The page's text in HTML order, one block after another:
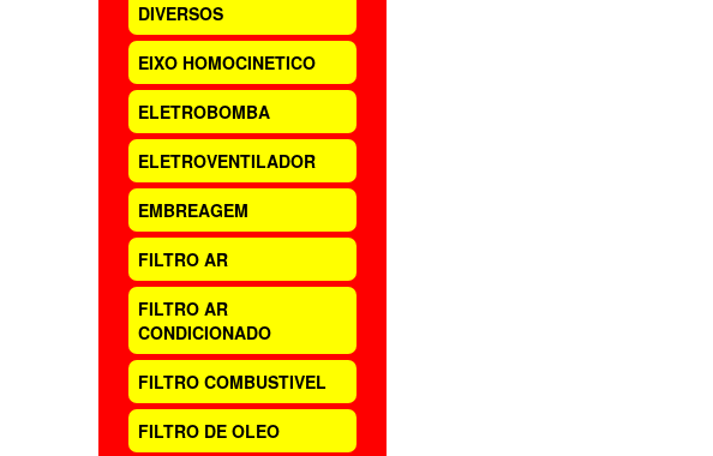
DIVERSOS
EIXO HOMOCINETICO
ELETROBOMBA
ELETROVENTILADOR
EMBREAGEM
FILTRO AR
FILTRO AR
CONDICIONADO
FILTRO COMBUSTIVEL
FILTRO DE OLEO